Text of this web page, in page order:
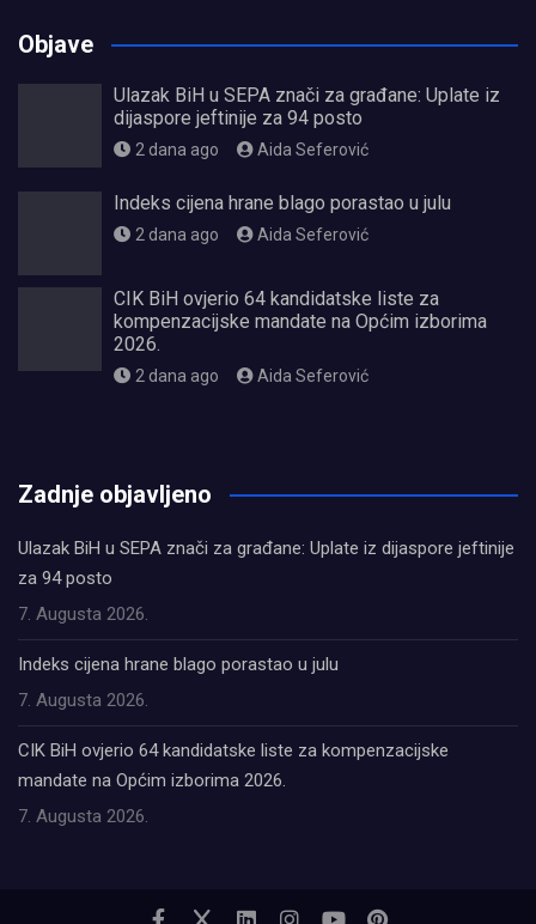
Objave
Ulazak BiH u SEPA znači za građane: Uplate iz
dijaspore jeftinije za 94 posto
2 dana ago Aida Seferović
Indeks cijena hrane blago porastao u julu
2 dana ago Aida Seferović
CIK BiH ovjerio 64 kandidatske liste za
kompenzacijske mandate na Općim izborima
2026.
2 dana ago Aida Seferović
Zadnje objavljeno
Ulazak BiH u SEPA znači za građane: Uplate iz dijaspore jeftinije
za 94 posto
7. Augusta 2026.
Indeks cijena hrane blago porastao u julu
7. Augusta 2026.
CIK BiH ovjerio 64 kandidatske liste za kompenzacijske
mandate na Općim izborima 2026.
7. Augusta 2026.